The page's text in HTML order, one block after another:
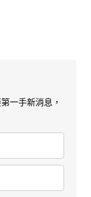
一手新消息，